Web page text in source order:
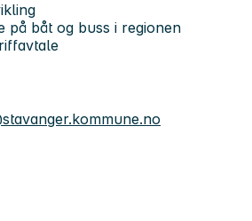
på båt og buss i regionen